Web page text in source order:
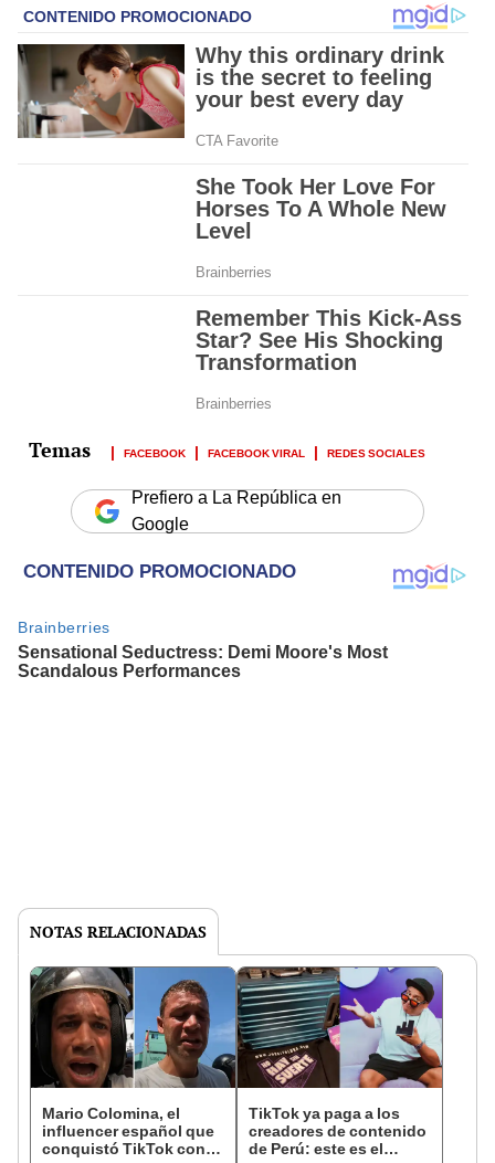
FACEBOOK FACEBOOK VIRAL REDES SOCIALES
Prefiero a La República en
Google
NOTAS RELACIONADAS
Mario Colomina, el
influencer español que
conquistó TikTok con
TikTok ya paga a los
creadores de contenido
de Perú: este es el